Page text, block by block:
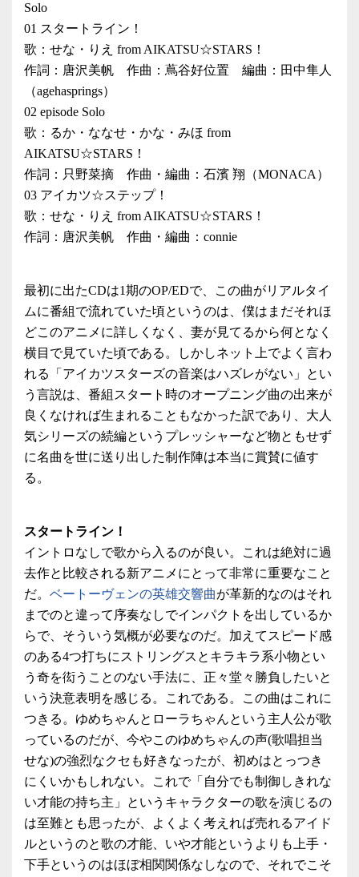
Solo
01 スタートライン！
歌：せな・りえ from AIKATSU☆STARS！
作詞：唐沢美帆 作曲：蔦谷好位置 編曲：田中隼人
（agehasprings）
02 episode Solo
歌：るか・ななせ・かな・みほ from
AIKATSU☆STARS！
作詞：只野菜摘 作曲・編曲：石濱 翔（MONACA）
03 アイカツ☆ステップ！
歌：せな・りえ from AIKATSU☆STARS！
作詞：唐沢美帆 作曲・編曲：connie
最初に出たCDは1期のOP/EDで、この曲がリアルタイ
ムに番組で流れていた頃というのは、僕はまだそれほ
どこのアニメに詳しくなく、妻が見てるから何となく
横目で見ていた頃である。しかしネット上でよく言わ
れる「アイカツスターズの音楽はハズレがない」とい
う言説は、番組スタート時のオープニング曲の出来が
良くなければ生まれることもなかった訳であり、大人
気シリーズの続編というプレッシャーなど物ともせず
に名曲を世に送り出した制作陣は本当に賞賛に値す
る。
スタートライン！
イントロなしで歌から入るのが良い。これは絶対に過
去作と比較される新アニメにとって非常に重要なこと
だ。 ベートーヴェンの英雄交響曲が革新的なのはそれ
までのと違って序奏なしでインパクトを出しているか
らで、そういう気概が必要なのだ。加えてスピード感
のある4つ打ちにストリングスとキラキラ系小物とい
う奇を衒うことのない手法に、正々堂々勝負したいと
いう決意表明を感じる。これである。この曲はこれに
つきる。ゆめちゃんとローラちゃんという主人公が歌
っているのだが、今やこのゆめちゃんの声(歌唱担当
せな)の強烈なクセも好きなったが、初めはとっつき
にくいかもしれない。これで「自分でも制御しきれな
い才能の持ち主」というキャラクターの歌を演じるの
は至難とも思ったが、よくよく考えれば売れるアイド
ルというのと歌の才能、いや才能というよりも上手・
下手というのはほぼ相関関係なしなので、それでこそ